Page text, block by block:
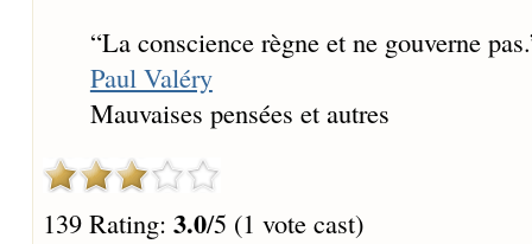
“La conscience règne et ne gouverne pas.
Paul Valéry
Mauvaises pensées et autres
139 Rating: 3.0/5 (1 vote cast)